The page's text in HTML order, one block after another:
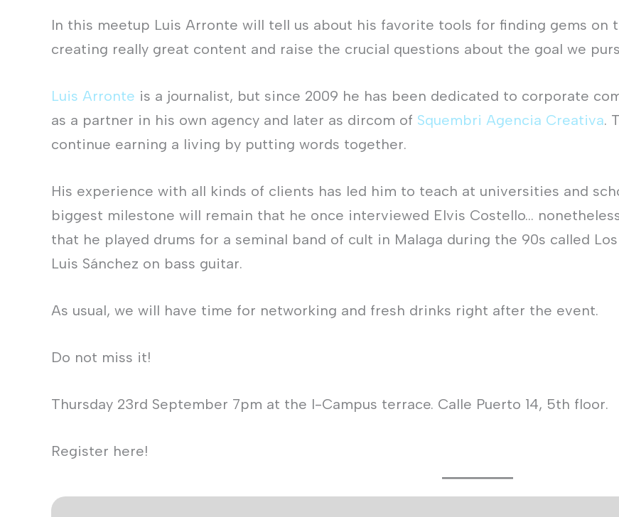
In this meetup Luis Arronte will tell us about his favorite tools for finding gems on
creating really great content and raise the crucial questions about the goal we
Luis Arronte is a journalist, but since 2009 he has been dedicated to corporate
as a partner in his own agency and later as dircom of Squembri Agencia Creativa.
continue earning a living by putting words together.
His experience with all kinds of clients has led him to teach at universities and
biggest milestone will remain that he once interviewed Elvis Costello…
that he played drums for a seminal band of cult in Malaga during the 90s called
Luis Sánchez on bass guitar.
As usual, we will have time for networking and fresh drinks right after the event.
Do not miss it!
Thursday 23rd September 7pm at the I-Campus terrace. Calle Puerto 14, 5th floor.
Register here!